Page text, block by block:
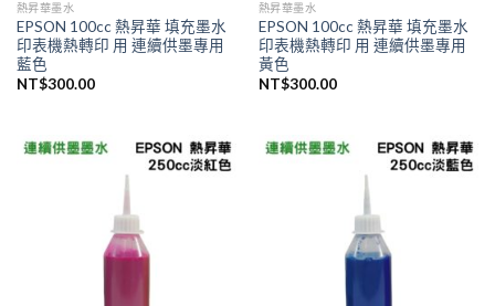
熱昇華墨水
EPSON 100cc 熱昇華 填充墨水
印表機熱轉印 用 連續供墨專用
藍色
NT$300.00
熱昇華墨水
EPSON 100cc 熱昇華 填充墨水
印表機熱轉印 用 連續供墨專用
黃色
NT$300.00